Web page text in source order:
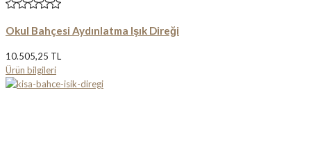
Okul Bahçesi Aydınlatma Işık Direği
10.505,25 TL
Ürün bilgileri